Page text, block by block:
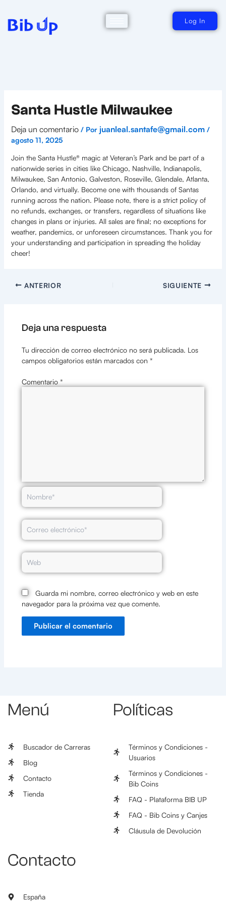
contenido
Log In
Santa Hustle Milwaukee
Deja un comentario / Por juanleal.santafe@gmail.com /
agosto 11, 2025
Join the Santa Hustle® magic at Veteran’s Park and be part of a
nationwide series in cities like Chicago, Nashville, Indianapolis,
Milwaukee, San Antonio, Galveston, Roseville, Glendale, Atlanta,
Orlando, and virtually. Become one with thousands of Santas
running across the nation. Please note, there is a strict policy of
no refunds, exchanges, or transfers, regardless of situations like
changes in plans or injuries. All sales are final; no exceptions for
weather, pandemics, or unforeseen circumstances. Thank you for
your understanding and participation in spreading the holiday
cheer!
ANTERIOR SIGUIENTE
Deja una respuesta
Tu dirección de correo electrónico no será publicada. Los
campos obligatorios están marcados con *
Comentario *
Nombre*
Correo
electrónico*
Web
Guarda mi nombre, correo electrónico y web en este
navegador para la próxima vez que comente.
Menú
Buscador de Carreras
Blog
Contacto
Tienda
Políticas
Términos y Condiciones -
Usuarios
Términos y Condiciones -
Bib Coins
FAQ - Plataforma BIB UP
FAQ - Bib Coins y Canjes
Cláusula de Devolución
Contacto
España